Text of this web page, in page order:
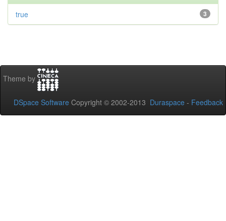
3
true
Theme by
DSpace Software Copyright © 2002-2013 Duraspace - Feedback